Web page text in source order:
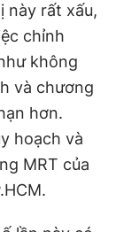
này rất xấu,
chỉnh
không
và chương
hơn.
hoạch và
MRT của